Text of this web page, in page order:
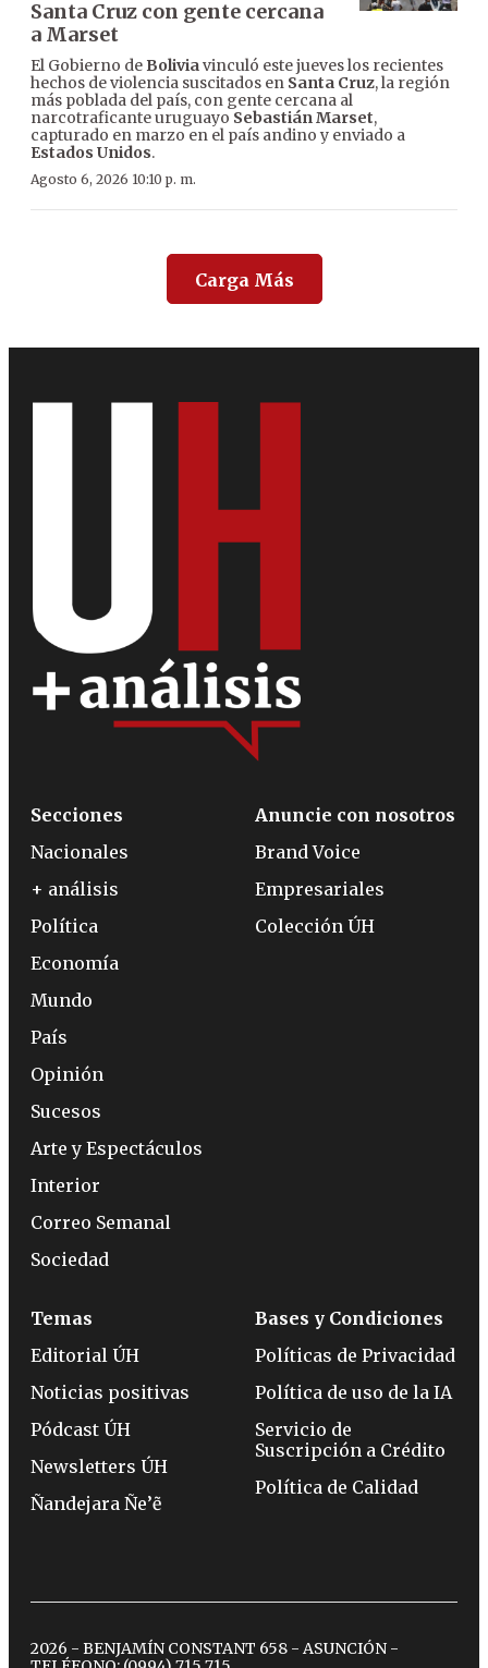
Santa Cruz con gente cercana
a Marset
El Gobierno de Boliviavinculó este jueves los recientes
hechos de violencia suscitados en Santa Cruz, la región
más poblada del país, con gente cercana al
narcotraficante uruguayo Sebastián Marset,
capturado en marzo en el país andino y enviado a
Estados Unidos.
Agosto 6, 2026 10:10 p. m.
Carga Más
Secciones
Nacionales
+ análisis
Política
Economía
Mundo
País
Opinión
Sucesos
Arte y Espectáculos
Interior
Correo Semanal
Sociedad
Anuncie con nosotros
Brand Voice
Empresariales
Colección ÚH
Temas
Editorial ÚH
Noticias positivas
Pódcast ÚH
Newsletters ÚH
Ñandejara Ñe’ẽ
Bases y Condiciones
Políticas de Privacidad
Política de uso de la IA
Servicio de
Suscripción a Crédito
Política de Calidad
2026 - BENJAMÍN CONSTANT 658 - ASUNCIÓN -